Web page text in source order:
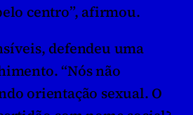
centro”, afirmou.
defendeu uma
“Nós não
orientação sexual. O